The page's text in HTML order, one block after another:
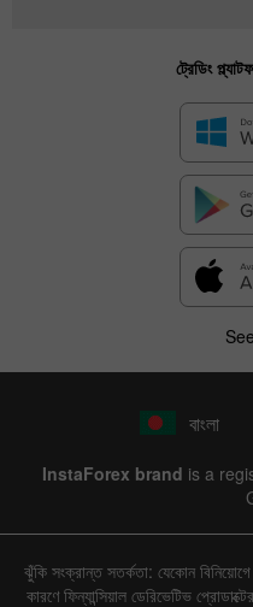
ট্রেডিং
বাংলা
InstaForex brand is a
ঝুঁকি সংক্রান্ত সতর্কতা: যেকোন
কারণে ফিন্যান্সিয়াল ডেরিভেটিভ